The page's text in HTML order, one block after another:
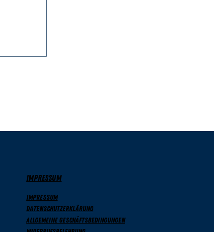
IMPRESSUM
Impressum
Datenschutzerklärung
Allgemeine Geschäftsbedingungen